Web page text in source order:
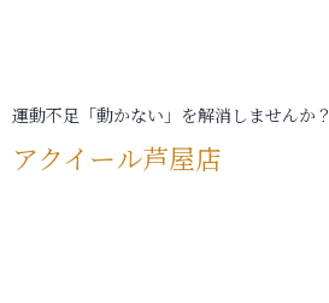
運動不足「動かない」を解消しませんか？
アクイール芦屋店